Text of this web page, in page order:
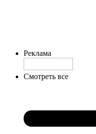
Реклама
Смотреть все